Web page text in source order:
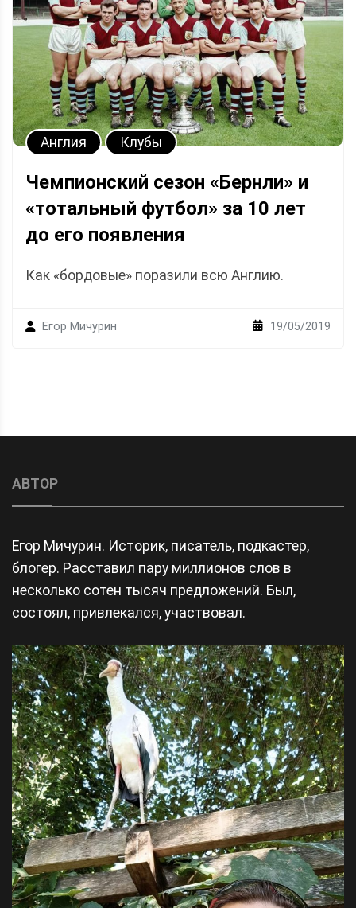
Англия Клубы
Чемпионский сезон «Бернли» и
«тотальный футбол» за 10 лет
до его появления
Как «бордовые» поразили всю Англию.
Егор Мичурин 19/05/2019
АВТОР
Егор Мичурин. Историк, писатель, подкастер,
блогер. Расставил пару миллионов слов в
несколько сотен тысяч предложений. Был,
состоял, привлекался, участвовал.